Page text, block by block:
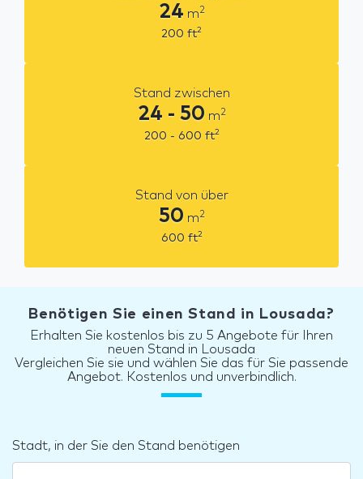
24 m2
200 ft2
Stand zwischen
24 - 50 m2
200 - 600 ft2
Stand von über
50 m2
600 ft2
Benötigen Sie einen Stand in Lousada?
Erhalten Sie kostenlos bis zu 5 Angebote für Ihren
neuen Stand in Lousada
Vergleichen Sie sie und wählen Sie das für Sie passende
Angebot. Kostenlos und unverbindlich.
Stadt, in der Sie den Stand benötigen